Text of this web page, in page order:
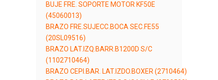
BUJE FRE. SOPORTE MOTOR KF50E
(45060013)
BRAZO FRE.SUJECC.BOCA SEC.FE55
(20SL09516)
BRAZO LAT.IZQ.BARR.B1200D S/C
(1102710464)
BRAZO CEPI.BAR. LAT.IZDO.BOXER (2710464)